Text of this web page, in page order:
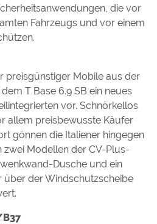
die vor
Fahrzeugs und vor einem
preisgünstiger Mobile aus der
T Base 6.9 SB ein neues
vor. Schnörkellos
allem preisbewusste Käufer
gönnen die Italiener hingegen
zwei Modellen der CV-Plus-
Dusche und ein
über der Windschutzscheibe